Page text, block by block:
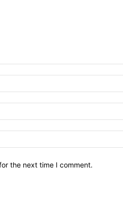
the next time I comment.